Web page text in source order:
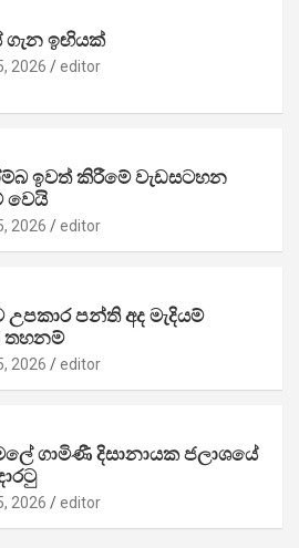
ඉඟියක්
2026 editor
ඉවත් කිරීමේ වැඩසටහන
වෙයි
2026 editor
උපකාර පන්ති අද මැදියම්
තහනම්
2026 editor
ගාමිණී දිසානායක ජලාශයේ
2026 editor